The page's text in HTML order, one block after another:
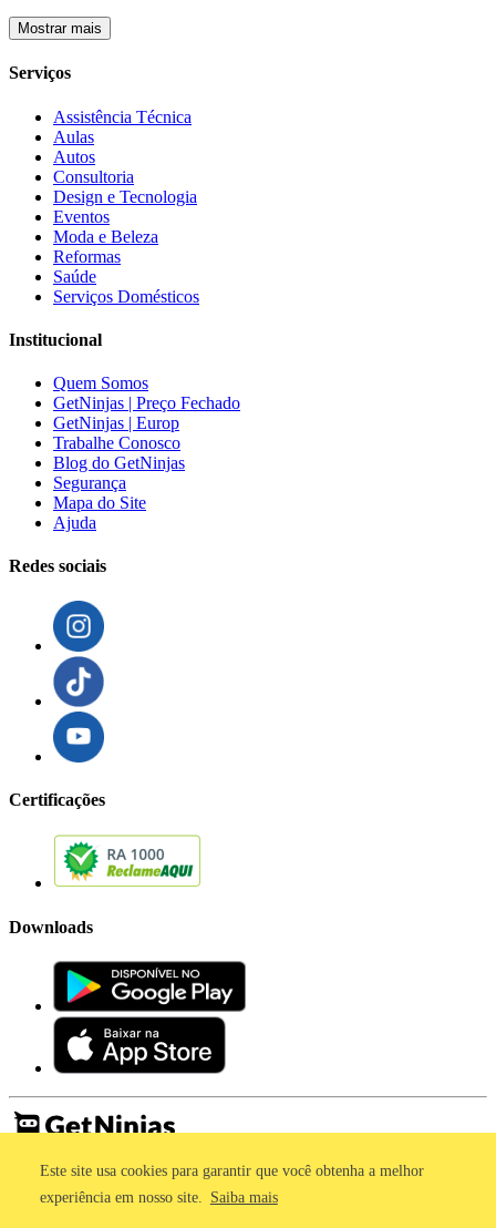
Este site usa cookies para garantir que você obtenha a melhor
experiência em nosso site. Saiba mais
Mostrar mais
Serviços
Assistência Técnica
Aulas
Autos
Consultoria
Design e Tecnologia
Eventos
Moda e Beleza
Reformas
Saúde
Serviços Domésticos
Institucional
Quem Somos
GetNinjas | Preço Fechado
GetNinjas | Europ
Trabalhe Conosco
Blog do GetNinjas
Segurança
Mapa do Site
Ajuda
Redes sociais
Certificações
Downloads
Imprensa
Termos de Uso